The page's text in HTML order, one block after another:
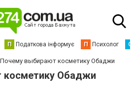
П Податкова інформує П Психолог С
Почему выбирают косметику Обаджи
Обаджи